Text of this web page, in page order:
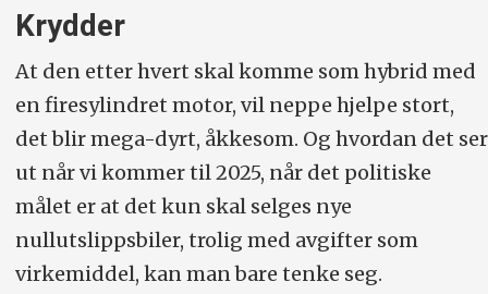
Krydder
At den etter hvert skal komme som hybrid med
en firesylindret motor, vil neppe hjelpe stort,
det blir mega-dyrt, åkkesom. Og hvordan det ser
ut når vi kommer til 2025, når det politiske
målet er at det kun skal selges nye
nullutslippsbiler, trolig med avgifter som
virkemiddel, kan man bare tenke seg.